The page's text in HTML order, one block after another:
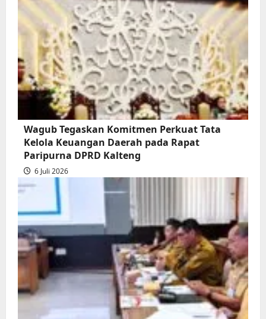
Wagub Tegaskan Komitmen Perkuat Tata
Kelola Keuangan Daerah pada Rapat
Paripurna DPRD Kalteng
6 Juli 2026